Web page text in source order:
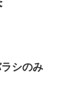
シのみ